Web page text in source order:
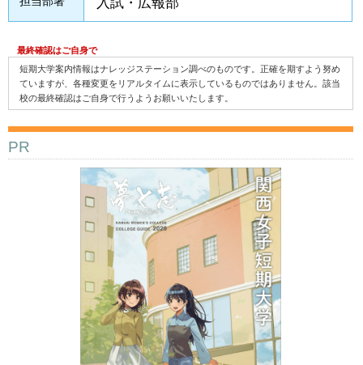
最終確認はご自身で
短期大学案内情報はナレッジステーション調べのものです。正確を期すよう努め
ていますが、各種変更をリアルタイムに表示しているものではありません。該当
校の最終確認はご自身で行うようお願いいたします。
PR